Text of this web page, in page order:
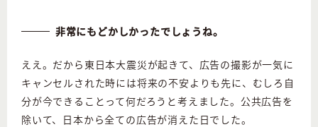
非常にもどかしかったでしょうね。
ええ。だから東日本大震災が起きて、広告の撮影が一気に
キャンセルされた時には将来の不安よりも先に、むしろ自
分が今できることって何だろうと考えました。公共広告を
除いて、日本から全ての広告が消えた日でした。